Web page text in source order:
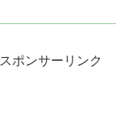
スポンサーリンク